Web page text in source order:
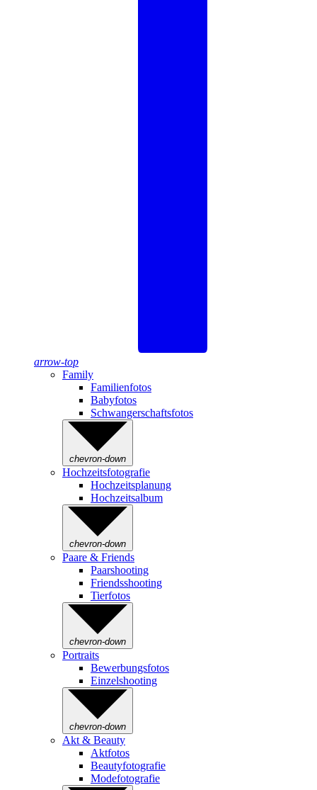
arrow-top
Family
Familienfotos
Babyfotos
Schwangerschaftsfotos
chevron-down
Hochzeitsfotografie
Hochzeitsplanung
Hochzeitsalbum
chevron-down
Paare & Friends
Paarshooting
Friendsshooting
Tierfotos
chevron-down
Portraits
Bewerbungsfotos
Einzelshooting
chevron-down
Akt & Beauty
Aktfotos
Beautyfotografie
Modefotografie